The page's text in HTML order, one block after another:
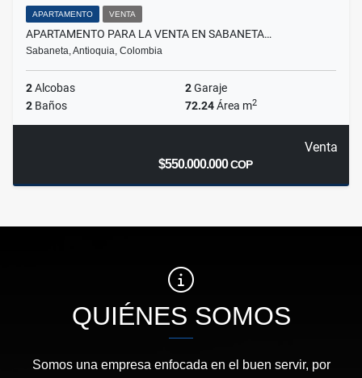
APARTAMENTO VENTA
APARTAMENTO PARA LA VENTA EN SABANETA…
Sabaneta, Antioquia, Colombia
2Alcobas 2Garaje
2 Baños 72.24Área m2
Venta
$550.000.000COP
QUIÉNES SOMOS
Somos una empresa enfocada en el buen servir, por